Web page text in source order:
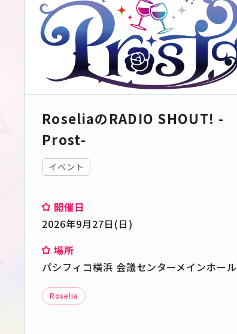
RoseliaのRADIO SHOUT! -
Prost-
イベント
開催日
2026年9月27日(日)
場所
パシフィコ横浜 会議センターメインホール
Roselia